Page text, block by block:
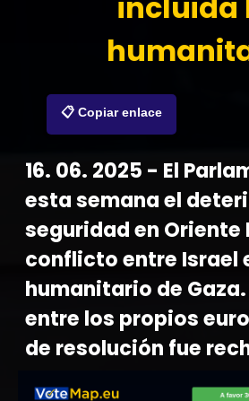
📋 Copiar enlace
16. 06. 2025 - El
esta semana el
seguridad en
conflicto entre Israel
humanitario de
entre los propios
de resolución fue